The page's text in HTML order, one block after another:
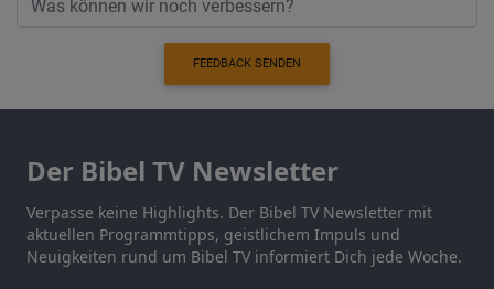
FEEDBACK SENDEN
Der Bibel TV Newsletter
Verpasse keine Highlights. Der Bibel TV Newsletter mit
aktuellen Programmtipps, geistlichem Impuls und
Neuigkeiten rund um Bibel TV informiert Dich jede Woche.